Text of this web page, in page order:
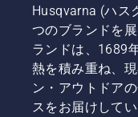
Husqvarna (ハス
つのブランドを
ランドは、1689
熱を積み重ね、
ン・アウトドア
スをお届けしてい